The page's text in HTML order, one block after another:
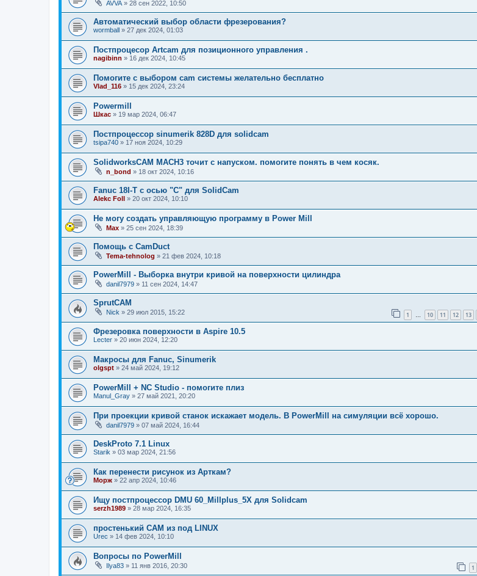
AVVA » 28 сен 2022, 10:50
Автоматический выбор области фрезерования?
wormball » 27 дек 2024, 01:03
Постпроцесор Artcam для позиционного управления .
nagibinn » 16 дек 2024, 10:45
Помогите с выбором cam системы желательно бесплатно
Vlad_116 » 15 дек 2024, 23:24
Powermill
Шкас » 19 мар 2024, 06:47
Постпроцессор sinumerik 828D для solidcam
tsipa740 » 17 ноя 2024, 10:29
SolidworksCAM MACH3 точит с напуском. помогите понять в чем косяк.
n_bond » 18 окт 2024, 10:16
Fanuc 18I-Т с осью "С" для SolidCam
Alekc Foll » 20 окт 2024, 10:10
Не могу создать управляющую программу в Power Mill
Мах » 25 сен 2024, 18:39
Помощь с CamDuct
Tema-tehnolog » 21 фев 2024, 10:18
PowerMill - Выборка внутри кривой на поверхности цилиндра
danil7979 » 11 сен 2024, 14:47
SprutCAM
Nick » 29 июл 2015, 15:22 1 … 10 11 12 13
Фрезеровка поверхности в Aspire 10.5
Lecter » 20 июн 2024, 12:20
Макросы для Fanuc, Sinumerik
olgspt » 24 май 2024, 19:12
PowerMill + NC Studio - помогите плиз
Manul_Gray » 27 май 2021, 20:20
При проекции кривой станок искажает модель. В PowerMill на симуляции всё хорошо.
danil7979 » 07 май 2024, 16:44
DeskProto 7.1 Linux
Starik » 03 мар 2024, 21:56
Как перенести рисунок из Арткам?
Морж » 22 апр 2024, 10:46
Ищу постпроцессор DMU 60_Millplus_5X для Solidcam
serzh1989 » 28 мар 2024, 16:35
простенький CAM из под LINUX
Urec » 14 фев 2024, 10:10
Вопросы по PowerMill
Ilya83 » 11 янв 2016, 20:30 1